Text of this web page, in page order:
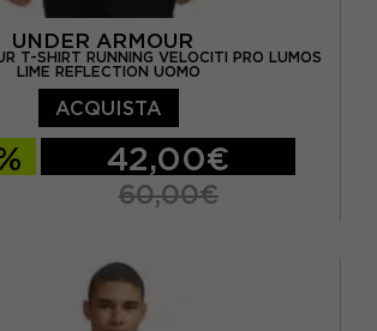
UNDER ARMOUR
T-SHIRT RUNNING VELOCITI PRO LUMOS
LIME REFLECTION UOMO
ACQUISTA
42,00€
60,00€